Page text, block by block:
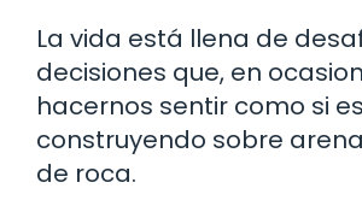
La vida está llena de
decisiones que, en
hacernos sentir como si
construyendo sobre
de roca.